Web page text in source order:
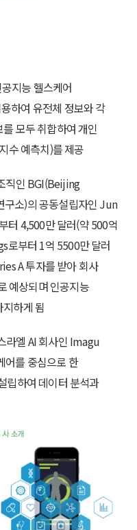
지능 헬스케어
하여 유전체 정보와 각
모두 취합하여 개인
수 예측치)를 제공
직인 BGI(Beijing
소)의 공동설립자인 Jun
터 4,500만 달러(약 500억
로부터 1억 5500만 달러
A 투자를 받아 회사
예상되며 인공지능
하게 됨
라엘 AI 회사인 Imagu
를 중심으로 한
립하여 데이터 분석과